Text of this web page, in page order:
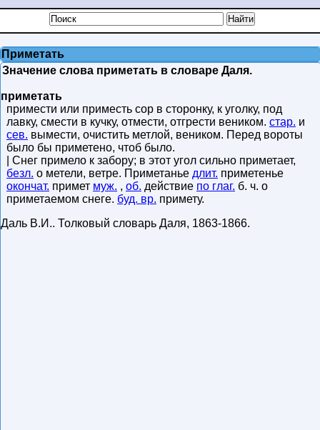
Приметать
Значение слова приметать в словаре Даля.
приметать
примести или приместь сор в сторонку, к уголку, под
лавку, смести в кучку, отмести, отгрести веником. стар. и
сев. вымести, очистить метлой, веником. Перед вороты
было бы приметено, чтоб было.
| Снег примело к забору; в этот угол сильно приметает,
безл. о метели, ветре. Приметанье длит. приметенье
окончат. примет муж. , об. действие по глаг. б. ч. о
приметаемом снеге. буд. вр. примету.
Даль В.И.. Толковый словарь Даля, 1863-1866.